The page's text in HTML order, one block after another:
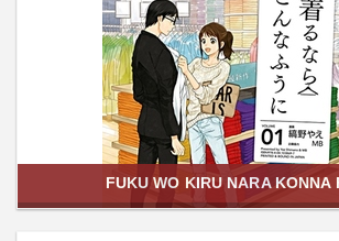
FUKU WO KIRU NARA KONNA